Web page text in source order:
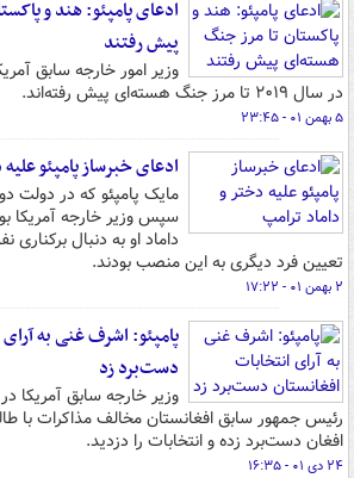
ادعای پامپئو: هند و
پیش رفتند
وزیر امور خارجه سابق
در سال ۲۰۱۹ تا مرز جنگ هسته‌ای پیش رفته‌اند.
۵ بهمن ۰۱ - ۲۳:۴۵
ادعای خبرساز پامپئو
مایک پامپئو که در دولت
سپس وزیر خارجه آمریکا
داماد او به دنبال
تعیین فرد دیگری به این منصب بودند.
۲ بهمن ۰۱ - ۱۷:۲۲
پامپئو: اشرف غنی به
دست‌برد زد
وزیر خارجه سابق آمریکا
رئیس جمهور سابق افغانستان مخالف مذاکرات با
افغان دست‌برد زده و انتخابات را دزدید.
۲۴ دی ۰۱ - ۱۶:۳۵